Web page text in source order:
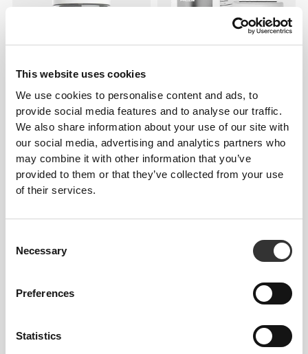
This website uses cookies
We use cookies to personalise content and ads, to
provide social media features and to analyse our traffic.
We also share information about your use of our site with
our social media, advertising and analytics partners who
may combine it with other information that you’ve
provided to them or that they’ve collected from your use
of their services.
Selection
Necessary
Preferences
Statistics
€9.99
B Complex 90 tabs
€19.99
Multi PRZ Professional 120
caps
Κολλαγόνο Μαλλιά, Δέρμα &